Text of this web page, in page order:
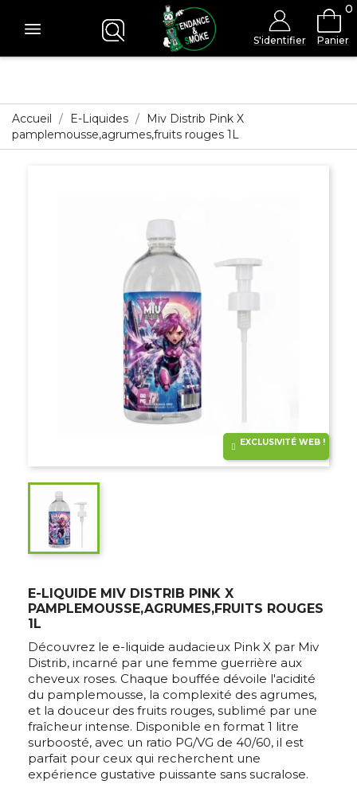
S'identifier
0
Panier
Accueil E-Liquides
Miv Distrib Pink X
pamplemousse,agrumes,fruits rouges 1L
EXCLUSIVITÉ WEB !
E-LIQUIDE MIV DISTRIB PINK X
PAMPLEMOUSSE,AGRUMES,FRUITS ROUGES
1L
Découvrez le e-liquide audacieux Pink X par Miv
Distrib, incarné par une femme guerrière aux
cheveux roses. Chaque bouffée dévoile l'acidité
du pamplemousse, la complexité des agrumes,
et la douceur des fruits rouges, sublimé par une
fraîcheur intense. Disponible en format 1 litre
surboosté, avec un ratio PG/VG de 40/60, il est
parfait pour ceux qui recherchent une
expérience gustative puissante sans sucralose.